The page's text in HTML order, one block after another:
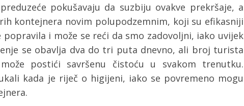
pokušavaju da suzbiju ovakve prekršaje, a
kontejnera novim polupodzemnim, koji su efikasniji
i može se reći da smo zadovoljni, iako uvijek
se obavlja dva do tri puta dnevno, ali broj turista
postići savršenu čistoću u svakom trenutku.
kada je riječ o higijeni, iako se povremeno mogu